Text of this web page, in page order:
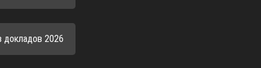
докладов 2026